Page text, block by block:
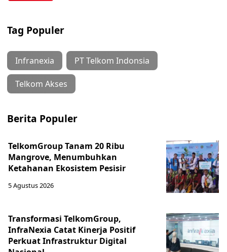
Tag Populer
Infranexia PT Telkom Indonsia
Telkom Akses
Berita Populer
TelkomGroup Tanam 20 Ribu
Mangrove, Menumbuhkan
Ketahanan Ekosistem Pesisir
5 Agustus 2026
Transformasi TelkomGroup,
InfraNexia Catat Kinerja Positif
Perkuat Infrastruktur Digital